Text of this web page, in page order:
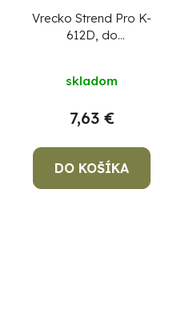
Vrecko Strend Pro K-
612D, do
bal. 3 ks
skladom
7,63 €
DO KOŠÍKA